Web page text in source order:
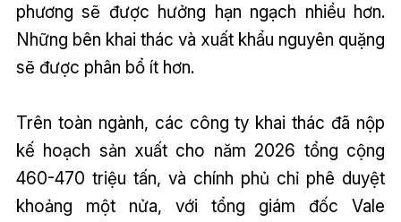
phương sẽ được hưởng hạn ngạch nhiều hơn.
Những bên khai thác và xuất khẩu nguyên quặng
sẽ được phân bổ ít hơn.
Trên toàn ngành, các công ty khai thác đã nộp
kế hoạch sản xuất cho năm 2026 tổng cộng
460-470 triệu tấn, và chính phủ chỉ phê duyệt
khoảng một nửa, với tổng giám đốc Vale